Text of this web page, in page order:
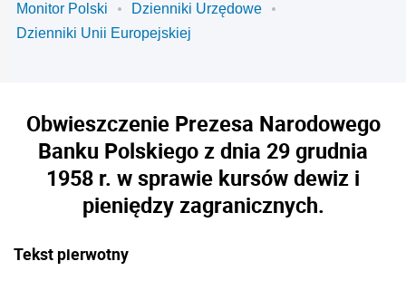
Monitor Polski
Dzienniki Urzędowe
Dzienniki Unii Europejskiej
Obwieszczenie Prezesa Narodowego
Banku Polskiego z dnia 29 grudnia
1958 r. w sprawie kursów dewiz i
pieniędzy zagranicznych.
Tekst pierwotny